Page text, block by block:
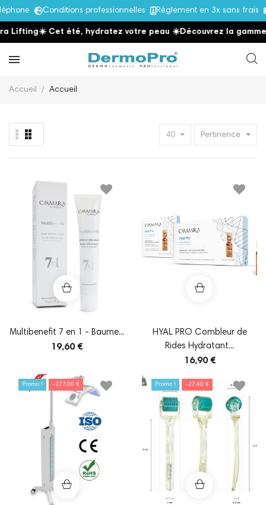
Conditions professionnelles Règlement en 3x sans frais
☀️ Cet été, hydratez votre peau ☀️Découvrez la gamme
Accueil Accueil
40 Pertinence
Multibenefit 7 en 1 - Baume...
19,60 €
HYAL PRO Combleur de
Rides Hydratant...
16,90 €
Promo ! -277,00 € Promo ! -27,40 €